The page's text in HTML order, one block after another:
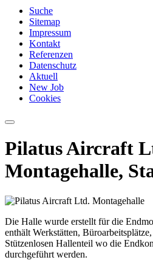
Suche
Sitemap
Impressum
Kontakt
Referenzen
Datenschutz
Aktuell
New Job
Cookies
Pilatus Aircraft
Montagehalle,
Die Halle wurde erstellt für die
enthält Werkstätten,
Stützenlosen Hallenteil wo die
durchgeführt werden.